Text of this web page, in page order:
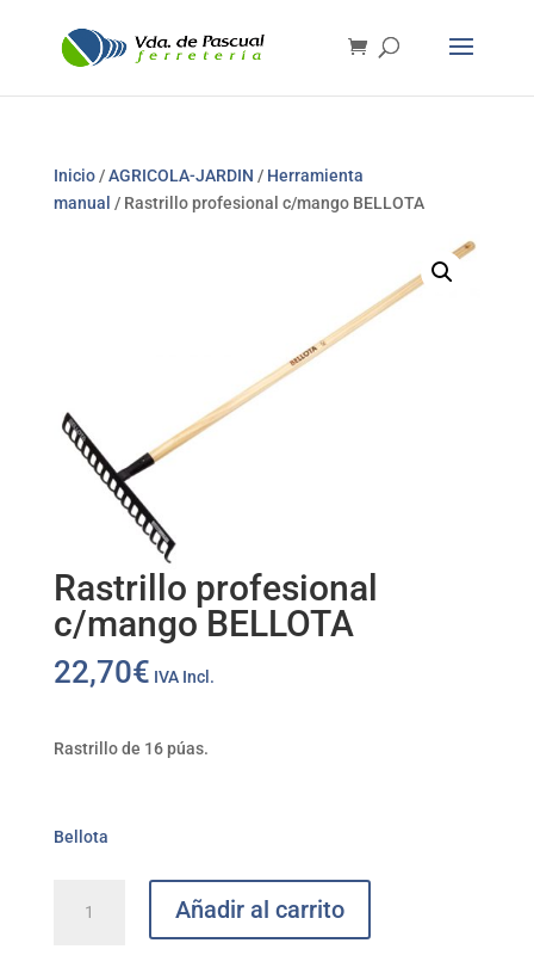
Inicio/AGRICOLA-JARDIN / Herramienta
manual / Rastrillo profesional c/mango BELLOTA
Rastrillo profesional
c/mango BELLOTA
22,70€ IVA Incl.
Rastrillo de 16 púas.
Bellota
profesional
Añadir al carrito